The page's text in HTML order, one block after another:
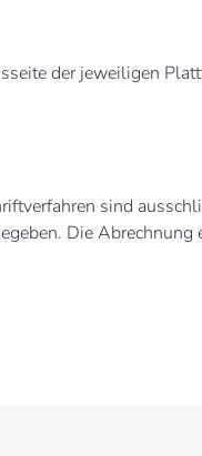
der jeweiligen
sind
Die Abrechnung